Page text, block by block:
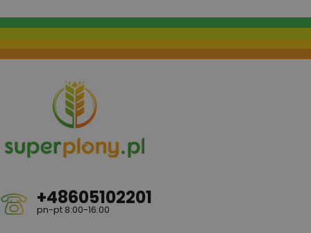
+48605102201
pn-pt 8:00-16:00